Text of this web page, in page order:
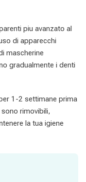
piu avanzato al
di apparecchi
mascherine
gradualmente i denti
1-2 settimane prima
rimovibili,
la tua igiene